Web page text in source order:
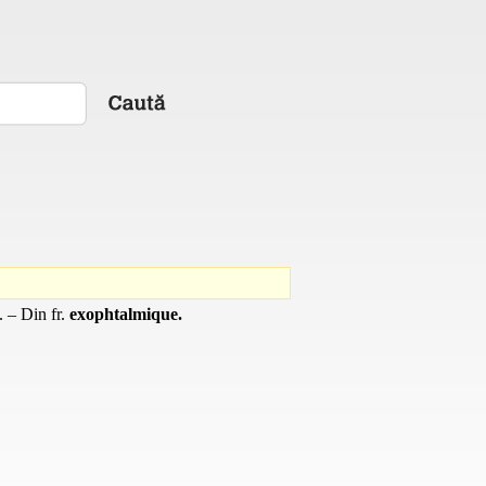
– Din fr. exophtalmique.